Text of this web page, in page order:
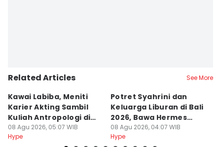
Related Articles See More
Kawai Labiba, Meniti
Karier Akting Sambil
Kuliah Antropologi di
Jogja
08 Agu 2026, 05:07 WIB
Hype
Potret Syahrini dan
Keluarga Liburan di Bali
2026, Bawa Hermes
Mantai
08 Agu 2026, 04:07 WIB
Hype